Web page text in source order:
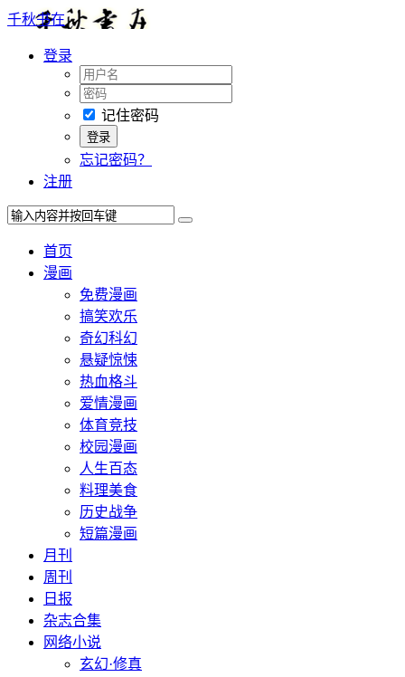
千秋书在
登录
记住密码
忘记密码？
注册
首页
漫画
免费漫画
搞笑欢乐
奇幻科幻
悬疑惊悚
热血格斗
爱情漫画
体育竞技
校园漫画
人生百态
料理美食
历史战争
短篇漫画
月刊
周刊
日报
杂志合集
网络小说
玄幻·修真